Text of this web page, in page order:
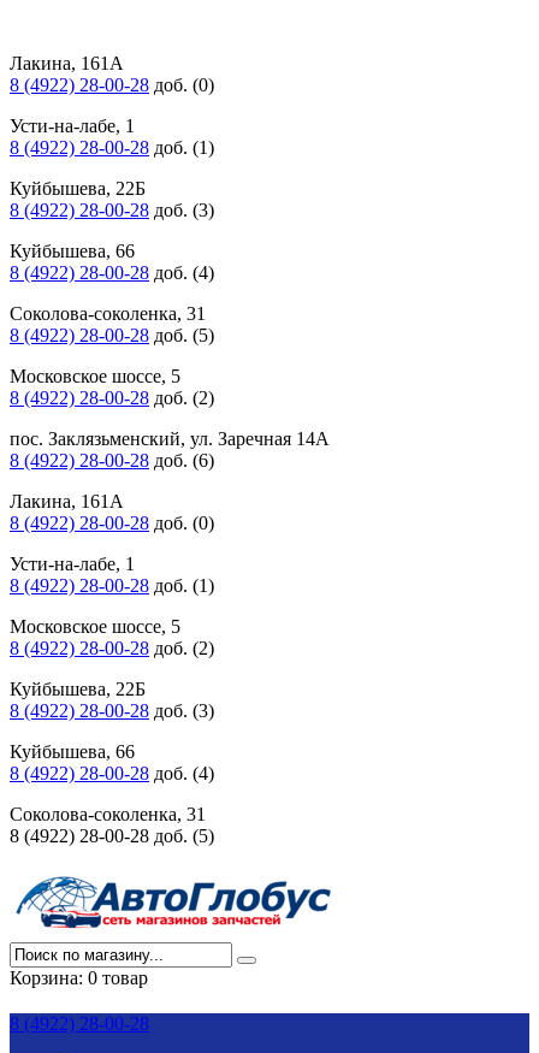
Лакина, 161А
8 (4922) 28-00-28 доб. (0)
Усти-на-лабе, 1
8 (4922) 28-00-28 доб. (1)
Куйбышева, 22Б
8 (4922) 28-00-28 доб. (3)
Куйбышева, 66
8 (4922) 28-00-28 доб. (4)
Соколова-соколенка, 31
8 (4922) 28-00-28 доб. (5)
Московское шоссе, 5
8 (4922) 28-00-28 доб. (2)
пос. Заклязьменский, ул. Заречная 14А
8 (4922) 28-00-28 доб. (6)
Лакина, 161А
8 (4922) 28-00-28 доб. (0)
Усти-на-лабе, 1
8 (4922) 28-00-28 доб. (1)
Московское шоссе, 5
8 (4922) 28-00-28 доб. (2)
Куйбышева, 22Б
8 (4922) 28-00-28 доб. (3)
Куйбышева, 66
8 (4922) 28-00-28 доб. (4)
Соколова-соколенка, 31
8 (4922) 28-00-28 доб. (5)
Корзина: 0 товар
8 (4922) 28-00-28